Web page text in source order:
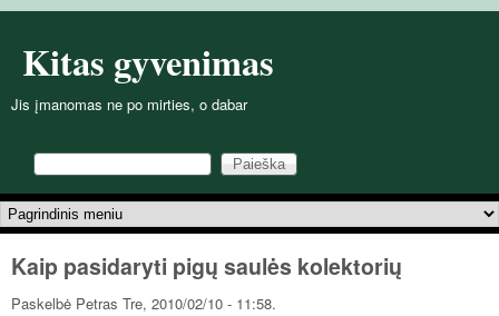
Kitas gyvenimas
Jis įmanomas ne po mirties, o dabar
Paieškos forma
Paieška
Pagrindinis meniu
Kaip pasidaryti pigų saulės kolektorių
Paskelbė Petras Tre, 2010/02/10 - 11:58.